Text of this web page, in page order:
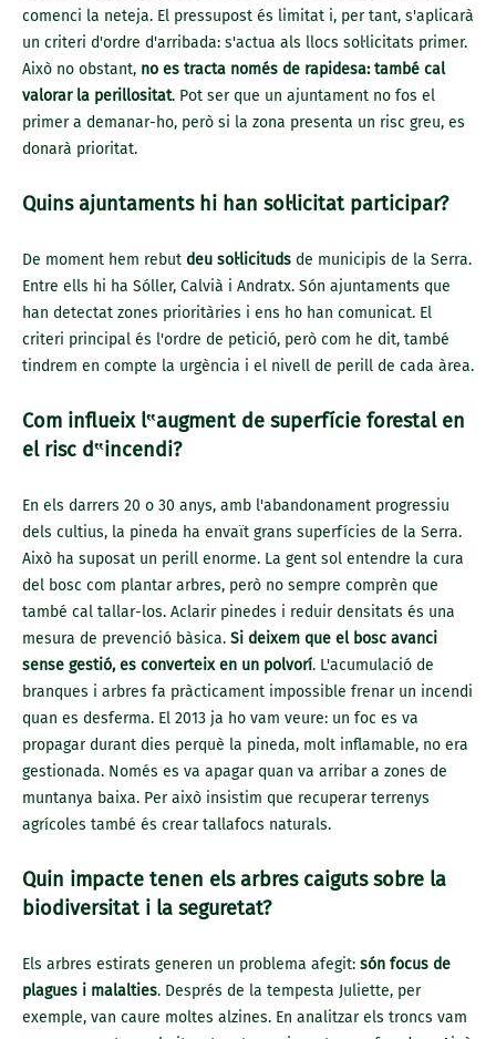
comenci la neteja. El pressupost és limitat i, per tant, s'aplicarà
un criteri d'ordre d'arribada: s'actua als llocs sol·licitats primer.
Això no obstant, no es tracta només de rapidesa: també cal
valorar la perillositat. Pot ser que un ajuntament no fos el
primer a demanar-ho, però si la zona presenta un risc greu, es
donarà prioritat.
Quins ajuntaments hi han sol·licitat participar?
De moment hem rebut deu sol·licituds de municipis de la Serra.
Entre ells hi ha Sóller, Calvià i Andratx. Són ajuntaments que
han detectat zones prioritàries i ens ho han comunicat. El
criteri principal és l'ordre de petició, però com he dit, també
tindrem en compte la urgència i el nivell de perill de cada àrea.
Com influeix l‟augment de superfície forestal en
el risc d‟incendi?
En els darrers 20 o 30 anys, amb l'abandonament progressiu
dels cultius, la pineda ha envaït grans superfícies de la Serra.
Això ha suposat un perill enorme. La gent sol entendre la cura
del bosc com plantar arbres, però no sempre comprèn que
també cal tallar-los. Aclarir pinedes i reduir densitats és una
mesura de prevenció bàsica. Si deixem que el bosc avanci
sense gestió, es converteix en un polvorí. L'acumulació de
branques i arbres fa pràcticament impossible frenar un incendi
quan es desferma. El 2013 ja ho vam veure: un foc es va
propagar durant dies perquè la pineda, molt inflamable, no era
gestionada. Només es va apagar quan va arribar a zones de
muntanya baixa. Per això insistim que recuperar terrenys
agrícoles també és crear tallafocs naturals.
Quin impacte tenen els arbres caiguts sobre la
biodiversitat i la seguretat?
Els arbres estirats generen un problema afegit: són focus de
plagues i malalties. Després de la tempesta Juliette, per
exemple, van caure moltes alzines. En analitzar els troncs vam